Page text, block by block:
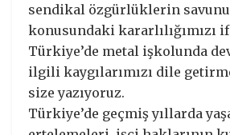
sendikal özgürlüklerin
konusundaki kararlılığımızı
Türkiye’de metal işkolunda
ilgili kaygılarımızı dile
size yazıyoruz.
Türkiye’de geçmiş yıllarda